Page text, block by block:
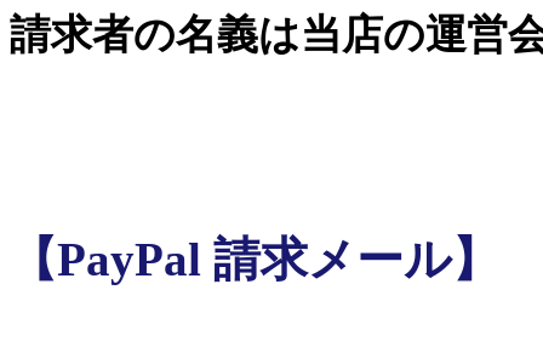
請求者の名義は当店の運営
【PayPal 請求メール】